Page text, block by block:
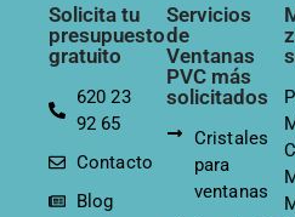
Solicita tu
presupuesto
gratuito
620 23
92 65
Contacto
Blog
Servicios
de
Ventanas
PVC más
solicitados
Cristales
para
ventanas